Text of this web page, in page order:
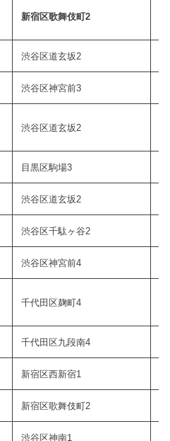
新宿区歌舞伎町2
渋谷区道玄坂2
渋谷区神宮前3
渋谷区道玄坂2
目黒区駒場3
渋谷区道玄坂2
渋谷区千駄ヶ谷2
渋谷区神宮前4
千代田区麹町4
千代田区九段南4
新宿区西新宿1
新宿区歌舞伎町2
渋谷区神南1